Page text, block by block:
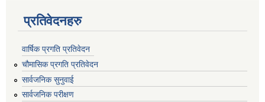
प्रतिवेदनहरु
वार्षिक प्रगति प्रतिवेदन
चौमासिक प्रगति प्रतिवेदन
सार्वजनिक सुनुवाई
सार्वजनिक परीक्षण